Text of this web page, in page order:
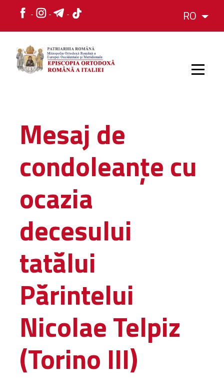
RO
ISTORIC
ORGANIZAREA
Structura
Administrativă
monumente
Diaconii
Centre și
Asociații
Parohii
Mesaj de
condoleanțe cu
ocazia
decesului
tatălui
Părintelui
Nicolae Telpiz
(Torino III)